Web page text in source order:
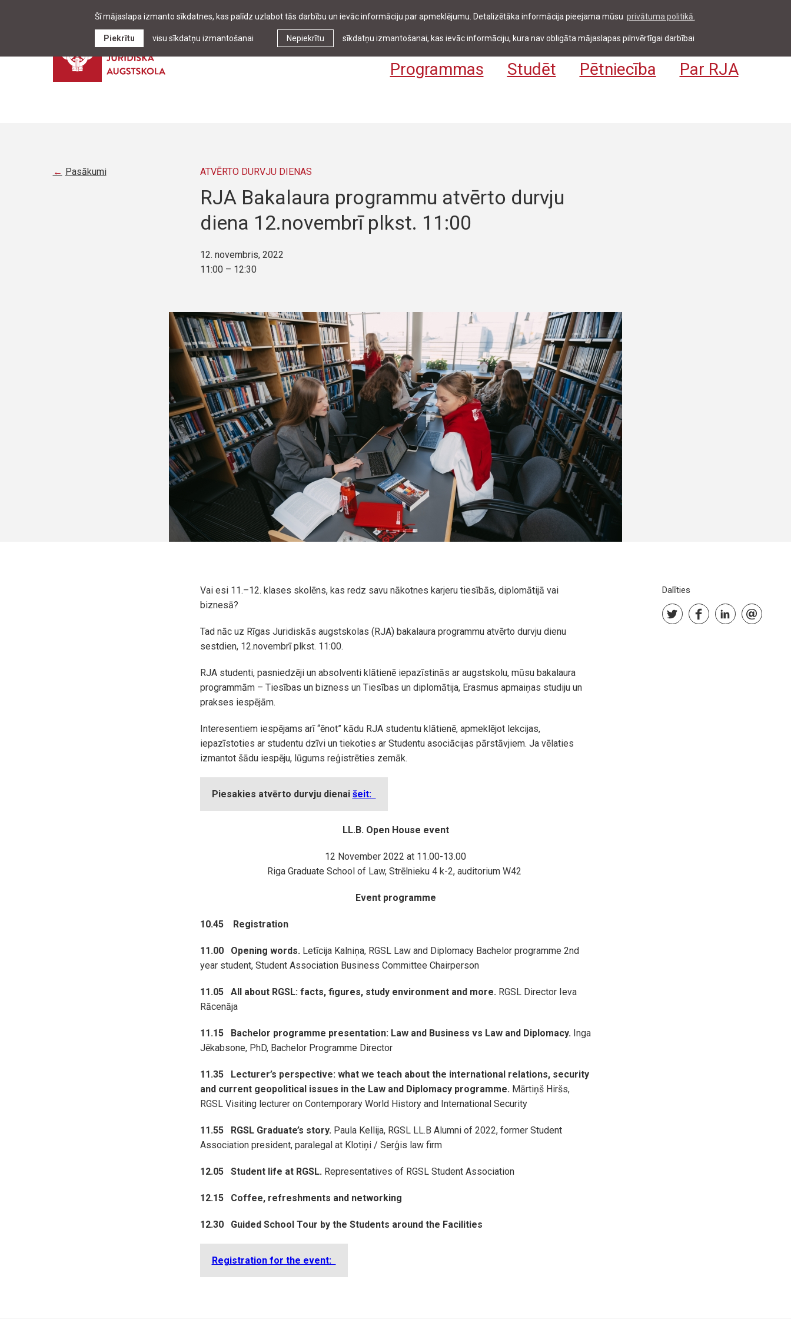
Šī mājaslapa izmanto sīkdatnes, kas palīdz uzlabot tās darbību un ievāc informāciju par apmeklējumu. Detalizētāka informācija pieejama mūsu privātuma politikā.
Nepiekrītu sīkdatņu izmantošanai, kas ievāc informāciju, kura nav obligāta mājaslapas pilnvērtīgai darbībai
Piekrītu visu sīkdatņu izmantošanai Ziņas & pasākumi Bibliotēka Kontakti Studentiem & darbiniekiem Pieteikties
Programmas Studēt Pētniecība Par RJA
Pasākumi ATVĒRTO DURVJU DIENAS
RJA Bakalaura programmu atvērto durvju
diena 12.novembrī plkst. 11:00
12. novembris, 2022
11:00 – 12:30
Vai esi 11.–12. klases skolēns, kas redz savu nākotnes karjeru tiesībās, diplomātijā vai
biznesā?
Tad nāc uz Rīgas Juridiskās augstskolas (RJA) bakalaura programmu atvērto durvju dienu
sestdien, 12.novembrī plkst. 11:00.
RJA studenti, pasniedzēji un absolventi klātienē iepazīstinās ar augstskolu, mūsu bakalaura
programmām – Tiesības un bizness un Tiesības un diplomātija, Erasmus apmaiņas studiju un
prakses iespējām.
Interesentiem iespējams arī “ēnot” kādu RJA studentu klātienē, apmeklējot lekcijas,
iepazīstoties ar studentu dzīvi un tiekoties ar Studentu asociācijas pārstāvjiem. Ja vēlaties
izmantot šādu iespēju, lūgums reģistrēties zemāk.
Piesakies atvērto durvju dienai šeit:
LL.B. Open House event
12 November 2022 at 11.00-13.00
Riga Graduate School of Law, Strēlnieku 4 k-2, auditorium W42
Event programme
10.45 Registration
11.00 Opening words. Letīcija Kalniņa, RGSL Law and Diplomacy Bachelor programme 2nd
year student, Student Association Business Committee Chairperson
11.05 All about RGSL: facts, figures, study environment and more. RGSL Director Ieva
Rācenāja
11.15 Bachelor programme presentation: Law and Business vs Law and Diplomacy. Inga
Jēkabsone, PhD, Bachelor Programme Director
11.35 Lecturer’s perspective: what we teach about the international relations, security
and current geopolitical issues in the Law and Diplomacy programme. Mārtiņš Hiršs,
RGSL Visiting lecturer on Contemporary World History and International Security
11.55 RGSL Graduate’s story. Paula Kellija, RGSL LL.B Alumni of 2022, former Student
Association president, paralegal at Klotiņi / Serģis law firm
12.05 Student life at RGSL. Representatives of RGSL Student Association
12.15 Coffee, refreshments and networking
12.30 Guided School Tour by the Students around the Facilities
Registration for the event:
Dalīties